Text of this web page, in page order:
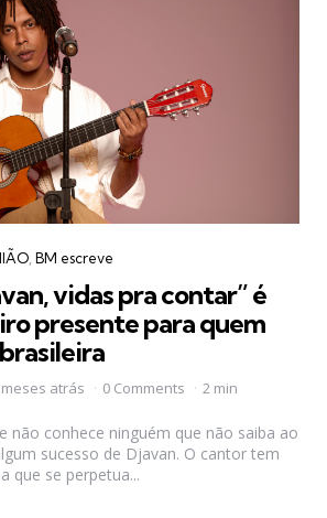
BM escreve
vidas pra contar” é
presente para quem
meses atrás 0 Comments 2 min
não conhece ninguém que não saiba ao
sucesso de Djavan. O cantor tem
que se perpetua...